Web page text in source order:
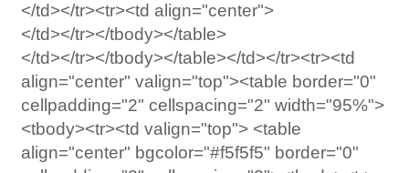
</td></tr><tr><td align="center">
</td></tr></tbody></table>
</td></tr></tbody></table></td></tr><tr><td
align="center" valign="top"><table border="0"
cellpadding="2" cellspacing="2" width="95%">
<tbody><tr><td valign="top"> <table
align="center" bgcolor="#f5f5f5" border="0"